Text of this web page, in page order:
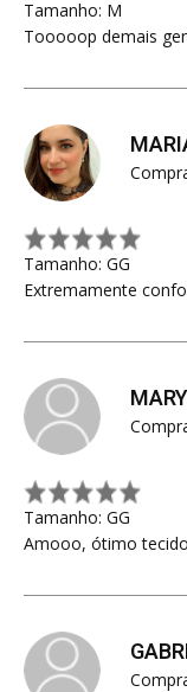
Tamanho: M
Tooooop demais
Tamanho: GG
Extremamente
Tamanho: GG
Amooo, ótimo